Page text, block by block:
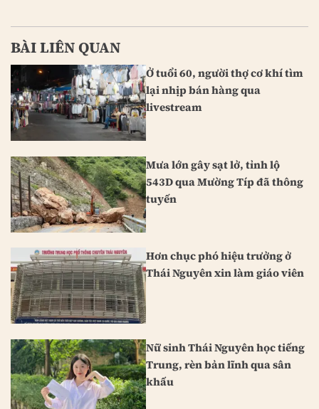
BÀI LIÊN QUAN
Ở tuổi 60, người thợ cơ khí tìm
lại nhịp bán hàng qua
livestream
Mưa lớn gây sạt lở, tỉnh lộ
543D qua Mường Típ đã thông
tuyến
Hơn chục phó hiệu trưởng ở
Thái Nguyên xin làm giáo viên
Nữ sinh Thái Nguyên học tiếng
Trung, rèn bản lĩnh qua sân
khấu